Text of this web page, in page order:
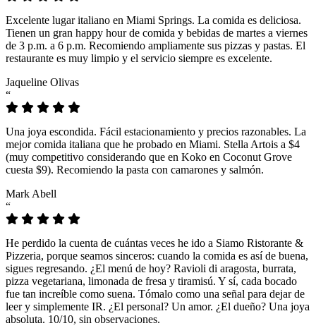
Excelente lugar italiano en Miami Springs. La comida es deliciosa.
Tienen un gran happy hour de comida y bebidas de martes a viernes
de 3 p.m. a 6 p.m. Recomiendo ampliamente sus pizzas y pastas. El
restaurante es muy limpio y el servicio siempre es excelente.
Jaqueline Olivas
“
Una joya escondida. Fácil estacionamiento y precios razonables. La
mejor comida italiana que he probado en Miami. Stella Artois a $4
(muy competitivo considerando que en Koko en Coconut Grove
cuesta $9). Recomiendo la pasta con camarones y salmón.
Mark Abell
“
He perdido la cuenta de cuántas veces he ido a Siamo Ristorante &
Pizzeria, porque seamos sinceros: cuando la comida es así de buena,
sigues regresando. ¿El menú de hoy? Ravioli di aragosta, burrata,
pizza vegetariana, limonada de fresa y tiramisú. Y sí, cada bocado
fue tan increíble como suena. Tómalo como una señal para dejar de
leer y simplemente IR. ¿El personal? Un amor. ¿El dueño? Una joya
absoluta. 10/10, sin observaciones.